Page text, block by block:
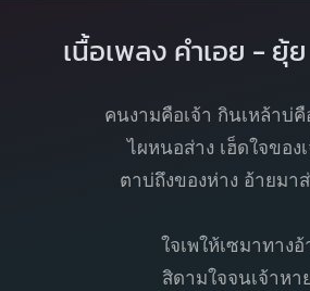
เนื้อเพลง คำเอย - ยุ้
คนงามคือเจ้า กินเหล้าบ่
ไผหนอส่าง เฮ็ดใจของ
ตาบ่ถึงของห่าง อ้ายมาส่
ใจเพให้เซมาทางอ้
สิดามใจจนเจ้าหา